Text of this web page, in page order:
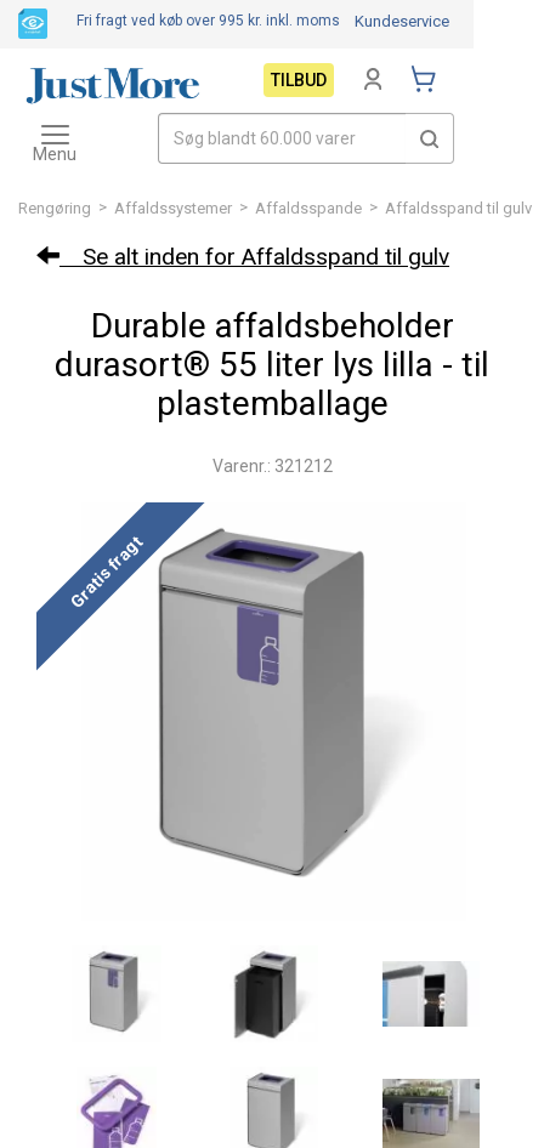
Rengøring > Affaldssystemer > Affaldsspande > Affaldsspand til gulv
Se alt inden for Affaldsspand til gulv
Durable affaldsbeholder
durasort® 55 liter lys lilla - til
plastemballage
Varenr.: 321212
Gratis fragt
Fri fragt ved køb over 995 kr. inkl. moms Kundeservice
TILBUD
Toggle
navigation
Menu